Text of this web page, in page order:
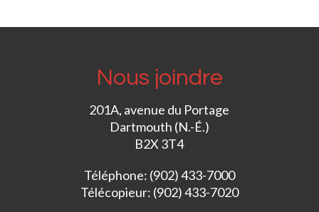
Nous joindre
201A, avenue du Portage
Dartmouth (N.-É.)
B2X 3T4
Téléphone: (902) 433-7000
Télécopieur: (902) 433-7020